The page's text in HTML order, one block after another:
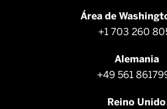
Área de
+1 703 260
Alemania
+49 561
Reino Unido